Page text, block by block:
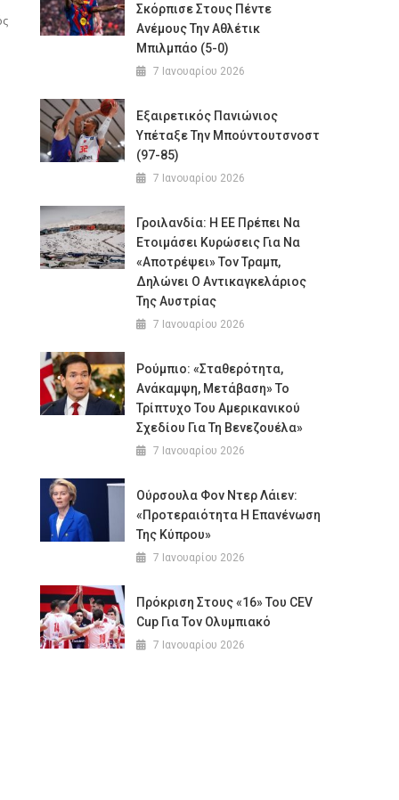
Σκόρπισε Στους Πέντε
Ανέμους Την Αθλέτικ
Μπιλμπάο (5-0)
7 Ιανουαρίου 2026
Εξαιρετικός Πανιώνιος
Υπέταξε Την Μπούντουτσνοστ
(97-85)
7 Ιανουαρίου 2026
Γροιλανδία: Η ΕΕ Πρέπει Να
Ετοιμάσει Κυρώσεις Για Να
«αποτρέψει» Τον Τραμπ,
Δηλώνει Ο Αντικαγκελάριος
Της Αυστρίας
7 Ιανουαρίου 2026
Ρούμπιο: «Σταθερότητα,
Ανάκαμψη, Μετάβαση» Το
Τρίπτυχο Του Αμερικανικού
Σχεδίου Για Τη Βενεζουέλα»
7 Ιανουαρίου 2026
Ούρσουλα Φον Ντερ Λάιεν:
«Προτεραιότητα Η Επανένωση
Της Κύπρου»
7 Ιανουαρίου 2026
Πρόκριση Στους «16» Του CEV
Cup Για Τον Ολυμπιακό
7 Ιανουαρίου 2026